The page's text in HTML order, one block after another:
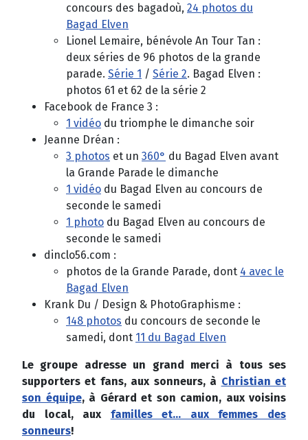
concours des bagadoù, 24 photos du
Bagad Elven
Lionel Lemaire, bénévole An Tour Tan :
deux séries de 96 photos de la grande
parade. Série 1 / Série 2. Bagad Elven :
photos 61 et 62 de la série 2
Facebook de France 3 :
1 vidéo du triomphe le dimanche soir
Jeanne Dréan :
3 photos et un 360° du Bagad Elven avant
la Grande Parade le dimanche
1 vidéo du Bagad Elven au concours de
seconde le samedi
1 photo du Bagad Elven au concours de
seconde le samedi
dinclo56.com :
photos de la Grande Parade, dont 4 avec le
Bagad Elven
Krank Du / Design & PhotoGraphisme :
148 photos du concours de seconde le
samedi, dont 11 du Bagad Elven
Le groupe adresse un grand merci à tous ses
supporters et fans, aux sonneurs, à Christian et
son équipe, à Gérard et son camion, aux voisins
du local, aux familles et... aux femmes des
sonneurs!